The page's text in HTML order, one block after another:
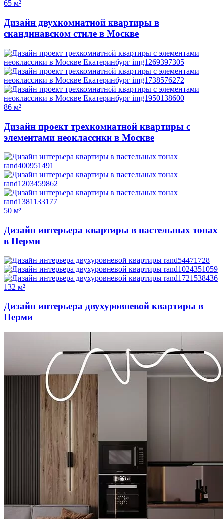
65 м²
Дизайн двухкомнатной квартиры в
скандинавском стиле в Москве
86 м²
Дизайн проект трехкомнатной квартиры с
элементами неоклассики в Москве
50 м²
Дизайн интерьера квартиры в пастельных тонах
в Перми
132 м²
Дизайн интерьера двухуровневой квартиры в
Перми